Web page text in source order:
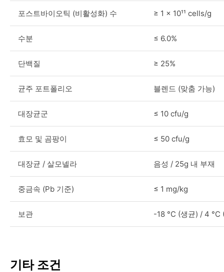
포스트바이오틱 (비활성화) 수 ≥ 1 × 10¹¹ cells/g
수분 ≤ 6.0%
단백질 ≥ 25%
균주 포트폴리오 블렌드 (맞춤 가능)
대장균군 ≤ 10 cfu/g
효모 및 곰팡이 ≤ 50 cfu/g
대장균 / 살모넬라 음성 / 25g 내 부재
중금속 (Pb 기준) ≤ 1 mg/kg
보관 -18 °C (생균) / 4 °C
기타 조건